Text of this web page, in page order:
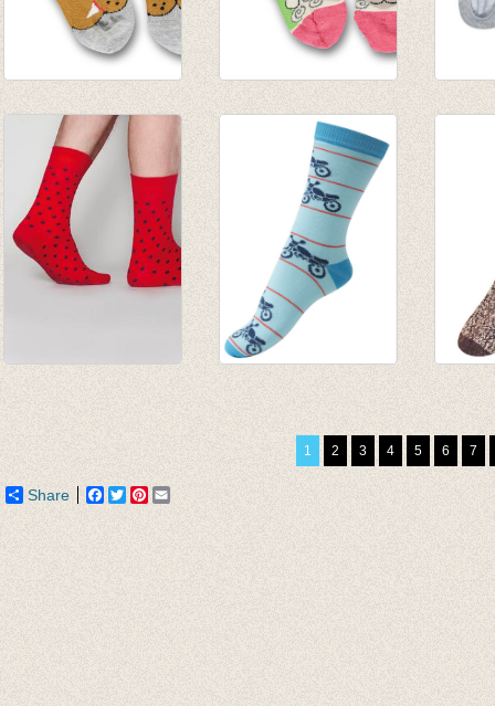
brons
€ 8,50
of sharon/green
€ 7,95
1 2 3 4 5 6 7
Share Facebook
TwitterPinterest